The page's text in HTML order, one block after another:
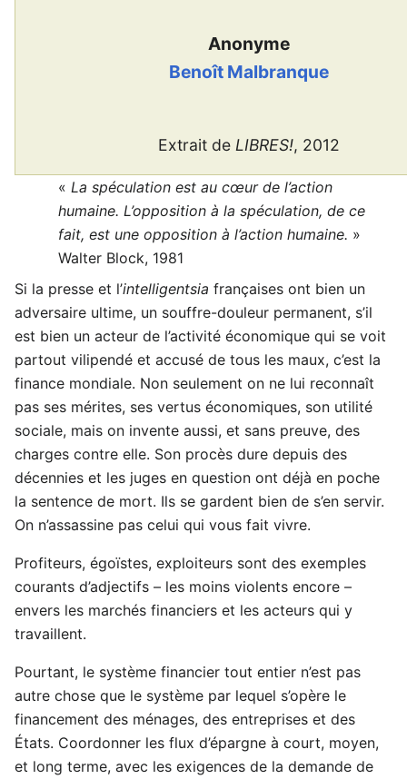
Anonyme
Benoît Malbranque
Extrait deLIBRES!, 2012
« La spéculation est au cœur de l’action
humaine. L’opposition à la spéculation, de ce
fait, est une opposition à l’action humaine. »
Walter Block, 1981
Si la presse et l’intelligentsia françaises ont bien un
adversaire ultime, un souffre-douleur permanent, s’il
est bien un acteur de l’activité économique qui se voit
partout vilipendé et accusé de tous les maux, c’est la
finance mondiale. Non seulement on ne lui reconnaît
pas ses mérites, ses vertus économiques, son utilité
sociale, mais on invente aussi, et sans preuve, des
charges contre elle. Son procès dure depuis des
décennies et les juges en question ont déjà en poche
la sentence de mort. Ils se gardent bien de s’en servir.
On n’assassine pas celui qui vous fait vivre.
Profiteurs, égoïstes, exploiteurs sont des exemples
courants d’adjectifs – les moins violents encore –
envers les marchés financiers et les acteurs qui y
travaillent.
Pourtant, le système financier tout entier n’est pas
autre chose que le système par lequel s’opère le
financement des ménages, des entreprises et des
États. Coordonner les flux d’épargne à court, moyen,
et long terme, avec les exigences de la demande de